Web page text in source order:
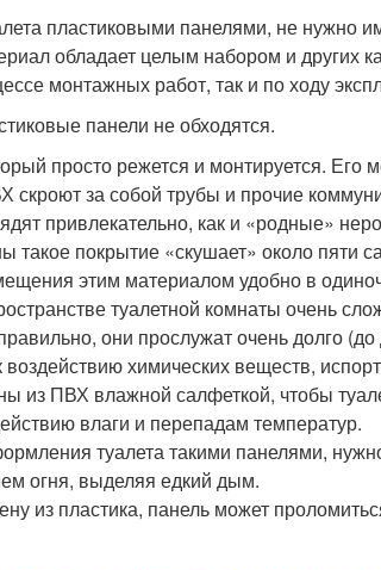
пластиковыми панелями, не нужно
обладает целым набором и других
монтажных работ, так и по ходу
панели не обходятся.
просто режется и монтируется.
скроют за собой трубы и прочие
привлекательно, как и «родные»
такое покрытие «скушает» около пяти
этим материалом удобно в
туалетной комнаты очень
они прослужат очень долго
химических веществ,
из ПВХ влажной салфеткой, чтобы
влаги и перепадам температур.
туалета такими панелями,
огня, выделяя едкий дым.
из пластика, панель может